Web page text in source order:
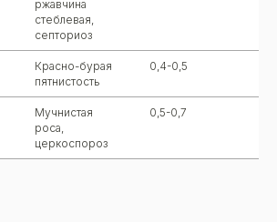
ржавчина
стеблевая,
септориоз
Красно-бурая
пятнистость
0,4-0,5
Мучнистая
роса,
церкоспороз
0,5-0,7